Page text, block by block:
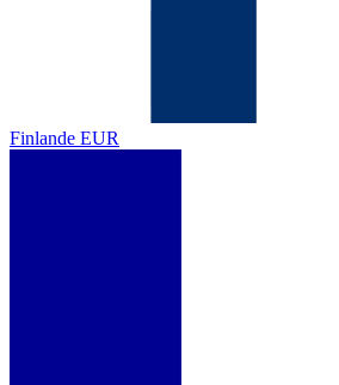
Finlande EUR